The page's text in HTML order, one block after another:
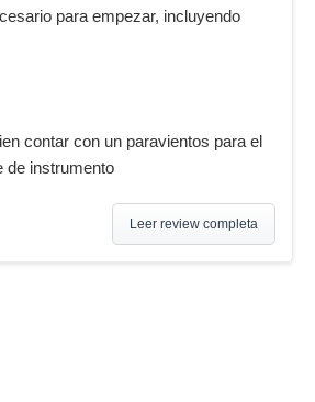
para empezar, incluyendo
contar con un paravientos para el
de instrumento
Leer review completa